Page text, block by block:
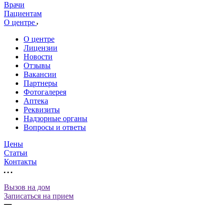
Врачи
Пациентам
О центре
О центре
Лицензии
Новости
Отзывы
Вакансии
Партнеры
Фотогалерея
Аптека
Реквизиты
Надзорные органы
Вопросы и ответы
Цены
Статьи
Контакты
Вызов на дом
Записаться на прием